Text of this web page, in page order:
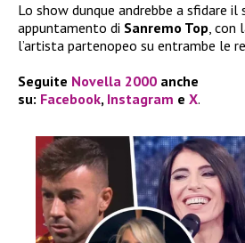
Lo show dunque andrebbe a sfidare il
appuntamento di Sanremo Top, con
l’artista partenopeo su entrambe le
Seguite Novella 2000 anche
su: Facebook, Instagram e X.